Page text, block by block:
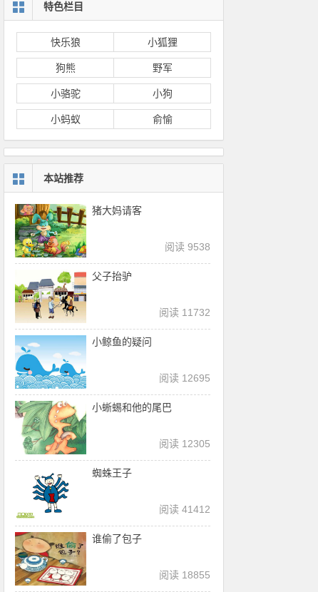
特色栏目
快乐狼 小狐狸
狗熊 野军
小骆驼 小狗
小蚂蚁 俞愉
本站推荐
猪大妈请客
阅读 9538
父子抬驴
阅读 11732
小鲸鱼的疑问
阅读 12695
小蜥蜴和他的尾巴
阅读 12305
蜘蛛王子
阅读 41412
谁偷了包子
阅读 18855